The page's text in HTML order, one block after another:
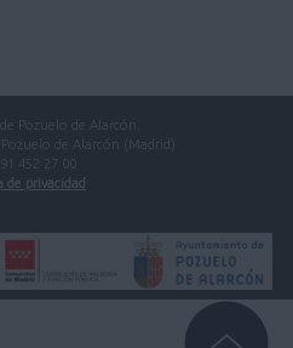
Pozuelo de Alarcón.
de Alarcón (Madrid)
452 27 00
de privacidad